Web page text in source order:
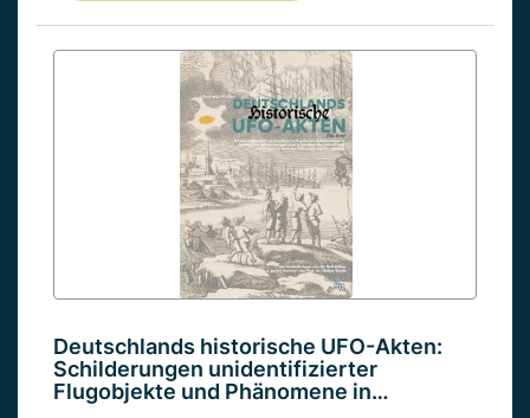
Deutschlands historische UFO-Akten:
Schilderungen unidentifizierter
Flugobjekte und Phänomene in…